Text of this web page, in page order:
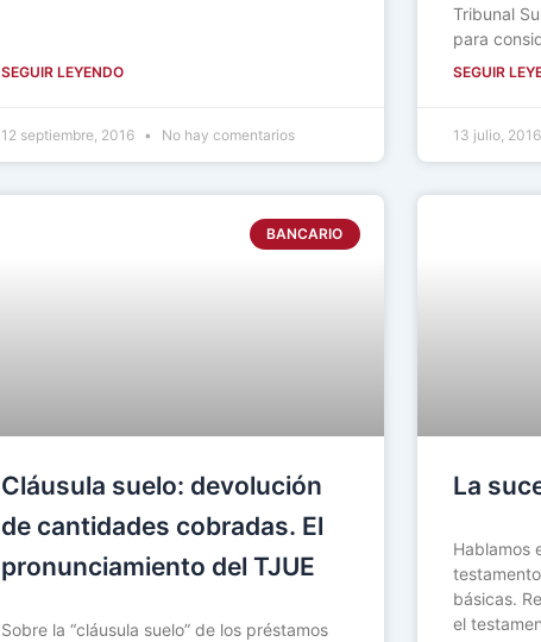
SEGUIR LEYENDO
12 septiembre, 2016 No hay comentarios
Tribunal
para
SEGUIR
13 julio, 2016
BANCARIO
Cláusula suelo: devolución
de cantidades cobradas. El
pronunciamiento del TJUE
Sobre la “cláusula suelo” de los préstamos
La
Hablamos
básicas.
el